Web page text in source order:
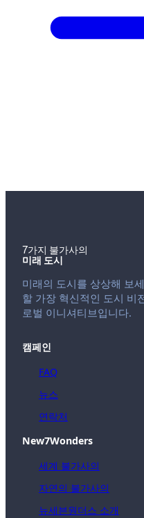
7가지 불가사의
미래 도시
미래의 도시를 상상해 보
할 가장 혁신적인 도시 비
로벌 이니셔티브입니다.
캠페인
FAQ
뉴스
연락처
New7Wonders
세계 불가사의
자연의 불가사의
뉴세븐원더스 소개